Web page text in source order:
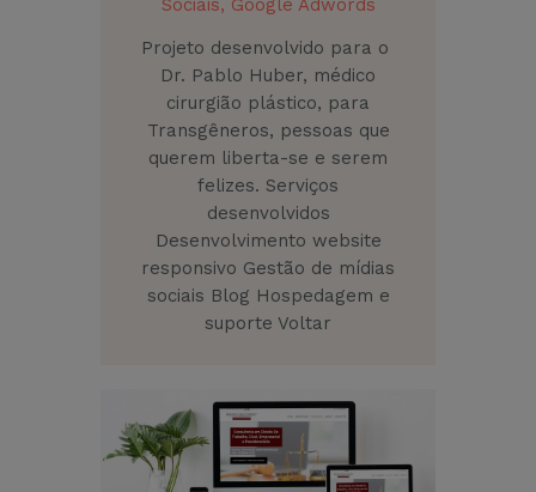
Sociais, Google Adwords
Projeto desenvolvido para o
Dr. Pablo Huber, médico
cirurgião plástico, para
Transgêneros, pessoas que
querem liberta-se e serem
felizes. Serviços
desenvolvidos
Desenvolvimento website
responsivo Gestão de mídias
sociais Blog Hospedagem e
suporte Voltar